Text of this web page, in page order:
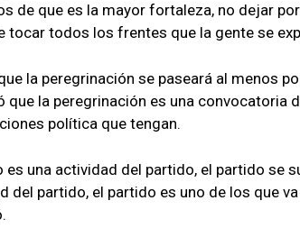
de que es la mayor fortaleza, no dejar
tocar todos los frentes que la gente se
la peregrinación se paseará al menos
que la peregrinación es una
política que tengan.
es una actividad del partido, el partido se
del partido, el partido es uno de los que